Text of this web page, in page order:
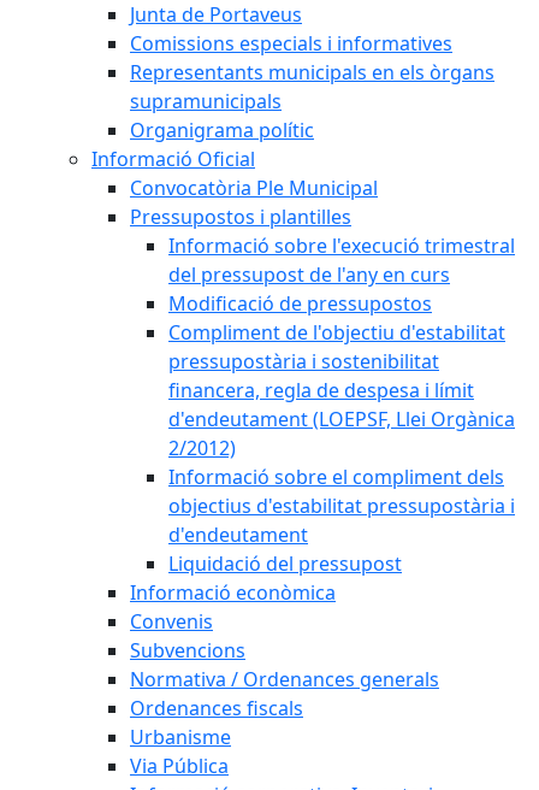
Junta de Portaveus
Comissions especials i informatives
Representants municipals en els òrgans
supramunicipals
Organigrama polític
Informació Oficial
Convocatòria Ple Municipal
Pressupostos i plantilles
Informació sobre l'execució trimestral
del pressupost de l'any en curs
Modificació de pressupostos
Compliment de l'objectiu d'estabilitat
pressupostària i sostenibilitat
financera, regla de despesa i límit
d'endeutament (LOEPSF, Llei Orgànica
2/2012)
Informació sobre el compliment dels
objectius d'estabilitat pressupostària i
d'endeutament
Liquidació del pressupost
Informació econòmica
Convenis
Subvencions
Normativa / Ordenances generals
Ordenances fiscals
Urbanisme
Via Pública